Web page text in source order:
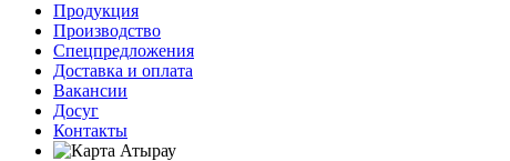
Продукция
Производство
Спецпредложения
Доставка и оплата
Вакансии
Досуг
Контакты
Атырау